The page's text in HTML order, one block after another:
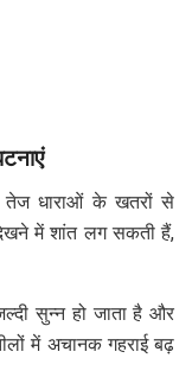
तेज धाराओं के खतरों से
में शांत लग सकती हैं,
सुन्न हो जाता है और
में अचानक गहराई बढ़